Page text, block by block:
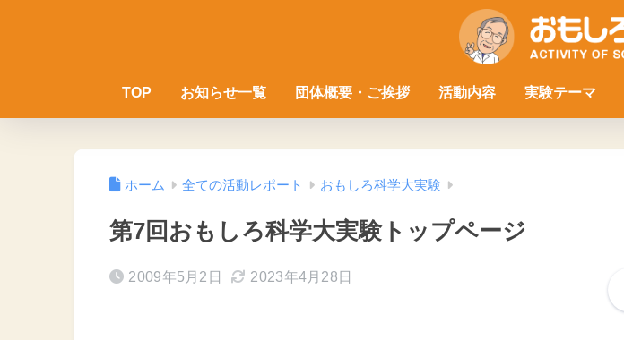
TOP お知らせ一覧 団体概要・ご挨拶 活動内容 実験テーマ
ホーム 全ての活動レポート おもしろ科学大実験
第7回おもしろ科学大実験トップページ
2009年5月2日 2023年4月28日